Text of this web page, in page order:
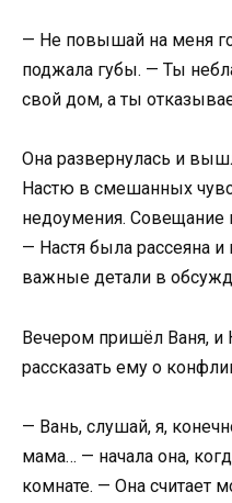
— Не повышай на меня
поджала губы. — Ты
свой дом, а ты
Она развернулась и
Настю в смешанных
недоумения.
— Настя была рассеяна и
важные детали в
Вечером пришёл Ваня, и
рассказать ему о
— Вань, слушай, я,
мама… — начала она,
комнате. — Она считает